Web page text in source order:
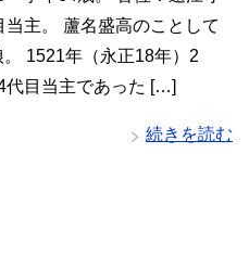
主。 蘆名盛高のことして
1521年（永正18年）2
代目当主であった […]
続きを読む